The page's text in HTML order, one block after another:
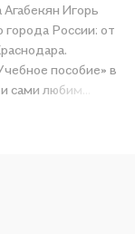
Игорь
России: от
пособие» в
сами любим